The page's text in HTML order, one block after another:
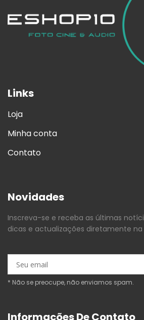
Links
Loja
Minha conta
Contato
Novidades
Inscreva-se e receba as últimas
dicas e actualizações diretamente na
* Não se preocupe, não enviamos spam.
Informações De Contato